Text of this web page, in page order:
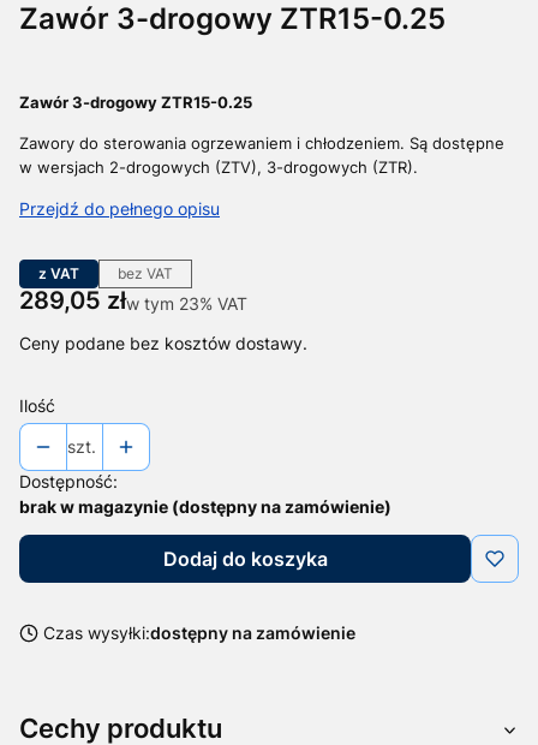
Zawór 3-drogowy ZTR15-0.25
Zawór 3-drogowy ZTR15-0.25
Zawory do sterowania ogrzewaniem i chłodzeniem. Są dostępne
w wersjach 2-drogowych (ZTV), 3-drogowych (ZTR).
Przejdź do pełnego opisu
z VAT bez VAT
Cena
289,05 złw tym 23% VAT
w tym 23% VAT
Ceny podane bez kosztów dostawy.
Ilość
szt.
Dostępność:
brak w magazynie (dostępny na zamówienie)
Dodaj do koszyka
Czas wysyłki:dostępny na zamówienie
Cechy produktu